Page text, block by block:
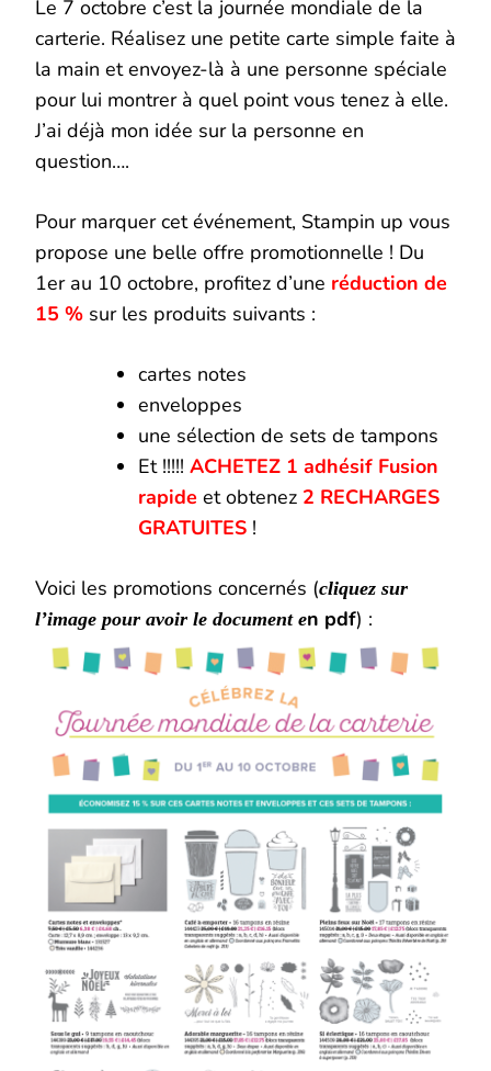
Le 7 octobre c’est la journée mondiale de la
carterie. Réalisez une petite carte simple faite à
la main et envoyez-là à une personne spéciale
pour lui montrer à quel point vous tenez à elle.
J’ai déjà mon idée sur la personne en
question….
Pour marquer cet événement, Stampin up vous
propose une belle offre promotionnelle ! Du
1er au 10 octobre, profitez d’une réduction de
15 % sur les produits suivants :
cartes notes
enveloppes
une sélection de sets de tampons
Et !!!!! ACHETEZ 1 adhésif Fusion
rapide et obtenez 2 RECHARGES
GRATUITES !
Voici les promotions concernés (cliquez sur
l’image pour avoir le document en pdf) :